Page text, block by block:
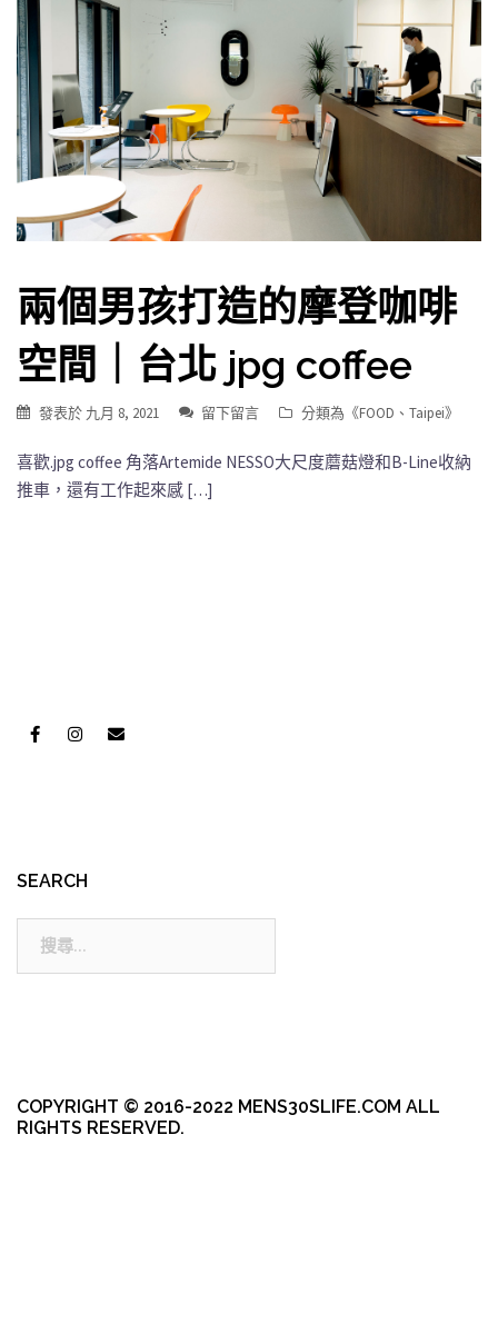
兩個男孩打造的摩登咖啡
空間｜台北 jpg coffee
發表於 九月 8, 2021 留下留言 分類為《FOOD 、 Taipei》
喜歡.jpg coffee 角落Artemide NESSO大尺度蘑菇燈和B-Line收納
推車，還有工作起來感 […]
SEARCH
COPYRIGHT © 2016-2022 MENS30SLIFE.COM ALL
RIGHTS RESERVED.